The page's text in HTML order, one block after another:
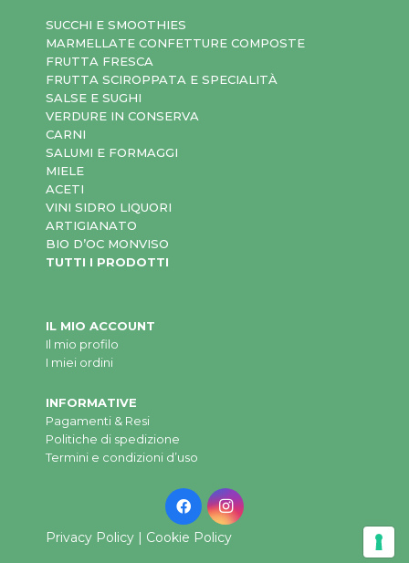
SUCCHI E SMOOTHIES
MARMELLATE CONFETTURE COMPOSTE
FRUTTA FRESCA
FRUTTA SCIROPPATA E SPECIALITÀ
SALSE E SUGHI
VERDURE IN CONSERVA
CARNI
SALUMI E FORMAGGI
MIELE
ACETI
VINI SIDRO LIQUORI
ARTIGIANATO
BIO D’OC MONVISO
TUTTI I PRODOTTI
IL MIO ACCOUNT
Il mio profilo
I miei ordini
INFORMATIVE
Pagamenti & Resi
Politiche di spedizione
Termini e condizioni d’uso
Privacy Policy | Cookie Policy